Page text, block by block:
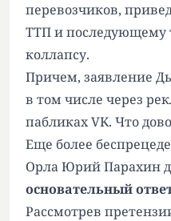
перевозчиков,
ТТП и последующему
коллапсу.
Причем, заявление
в том числе через
пабликах VK. Что
Еще более
Орла Юрий Парахин
основательный
Рассмотрев